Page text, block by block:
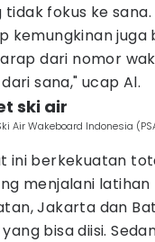
fokus ke
kemungkinan juga
dari nomor
sana," ucap Al.
ski air
Air Wakeboard Indonesia
ini berkekuatan
menjalani
Jakarta dan
bisa diisi.